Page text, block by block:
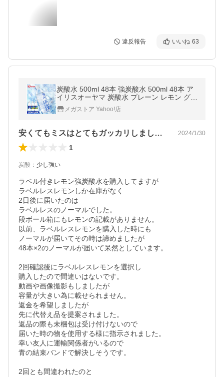
違反報告 いいね 63
炭酸水 500ml 48本 強炭酸水 500ml 48本 ア
イリスオーヤマ 炭酸水 プレーン レモン グレ
ープフルーツ クリスタルスパーク 富士山の
強炭酸水 【[B] 2607】
メガストア Yahoo!店
安くてもミスはとてもガッカリしました。😢 2024/1/30
1
炭酸 ： 少し強い
ラベル付きレモン強炭酸水を購入してますが
ラベルレスレモンしか在庫がなく
2日後に届いたのは
ラベルレスのノーマルでした。
段ボール箱にもレモンの記載がありません。
以前、ラベルレスレモンを購入した時にも
ノーマルが届いてその時は諦めましたが
48本×2のノーマルが届いて呆然としています。
2回確認後にラベルレスレモンを選択し
購入したので間違いはないです。
動画や画像撮影もしましたが
容量が大きい為に載せられません。
返金を希望しましたが
先に代替え品を提案されました。
返品の際も未梱包は受け付けないので
届いた時の物を使用する様に指示されました。
幸い友人に運輸関係者がいるので
青の結束バンドで解決しそうです。
2回とも間違われたのと